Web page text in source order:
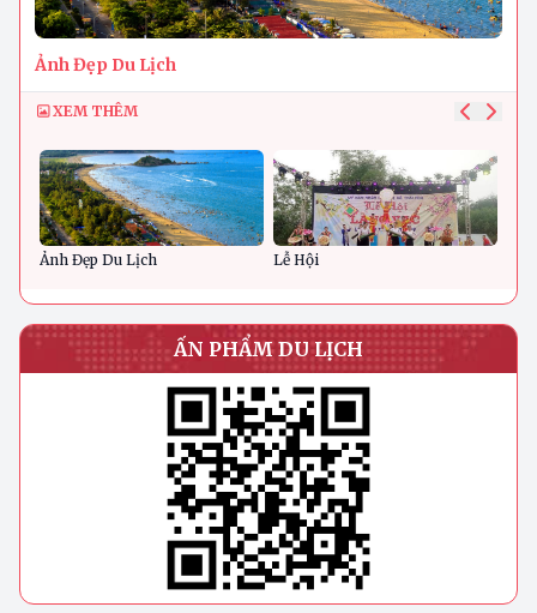
Ảnh Đẹp Du Lịch
XEM THÊM
Ảnh Đẹp Du Lịch Lễ Hội
ẤN PHẨM DU LỊCH